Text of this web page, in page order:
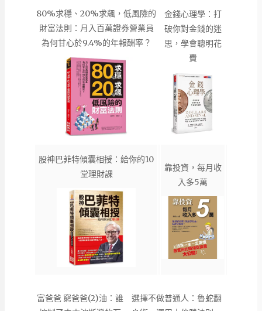
80%求穩、20%求飆，低風險的
財富法則：月入百萬證券營業員
為何甘心於9.4%的年報酬率？
金錢心理學：打
破你對金錢的迷
思，學會聰明花
費
股神巴菲特傾囊相授：給你的10
堂理財課
靠投資，每月收
入多5萬
富爸爸 窮爸爸(2)油：誰
選擇不做普通人：魯蛇翻